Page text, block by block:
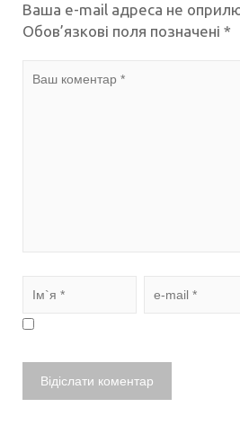
Ваша e-mail адреса не
Обов’язкові поля позначені *